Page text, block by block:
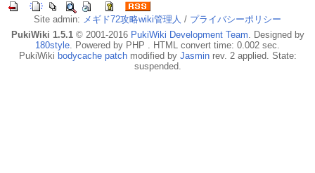
Site admin: メギド72攻略wiki管理人 / プライバシーポリシー
PukiWiki 1.5.1© 2001-2016 PukiWiki Development Team. Designed by
180style. Powered by PHP . HTML convert time: 0.002 sec.
PukiWiki bodycache patchmodified by Jasminrev. 2 applied. State:
suspended.